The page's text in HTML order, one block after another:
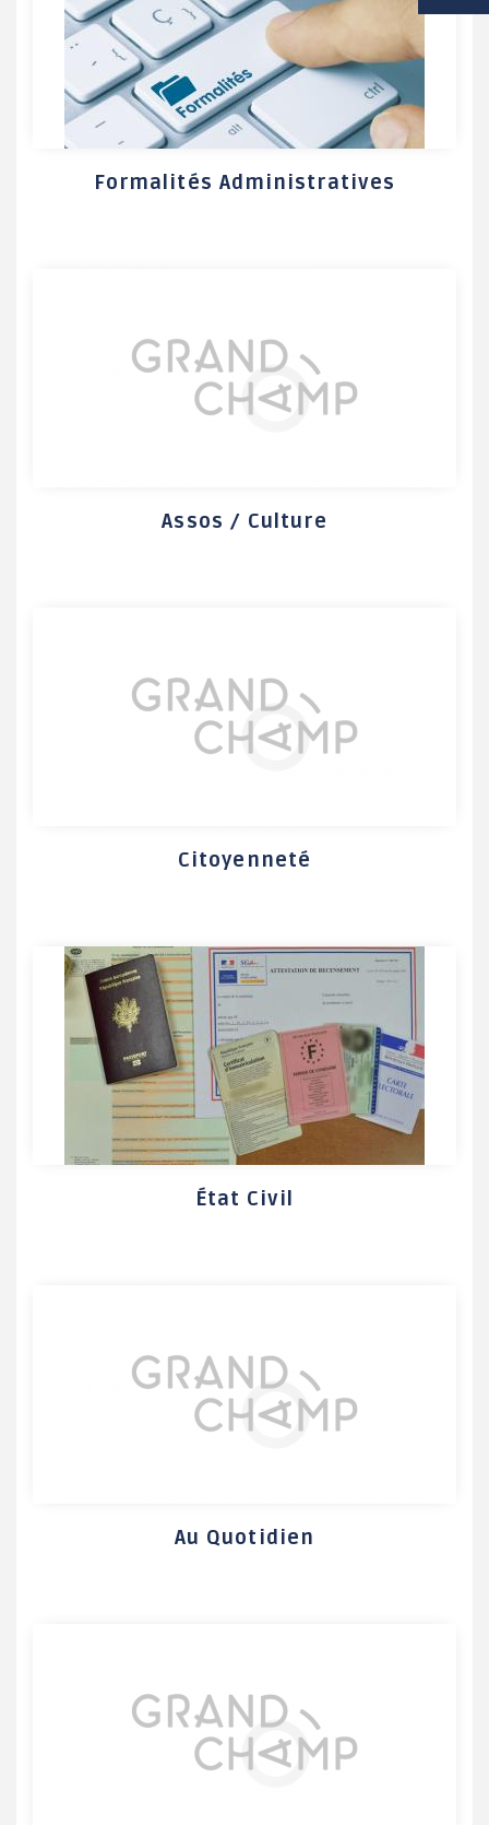
VIE SCOLAIRE
SOCIAL / SOLIDARITÉ
SANTÉ
Formalités Administratives
Assos / Culture
Citoyenneté
État Civil
Au Quotidien